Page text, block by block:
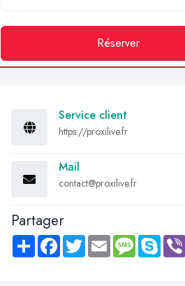
Réserver
Service client
https://proxilive.fr
Mail
contact@proxilive.fr
Partager
Share FacebookTwitter Email MessageSkype